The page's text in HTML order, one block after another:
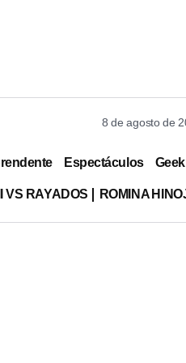
8 de agosto de
Espectáculos Geek
VS RAYADOS ROMINA